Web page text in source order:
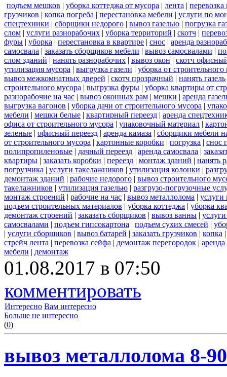
подъем мешков | уборка коттеджа от мусора | лента |
грузчиков | копка погреба | перестановка мебели | услуги по
спецтехники | сборщики недорого | вывоз газелью | погрузка
слом | услуги разнорабочих | уборка территорий | скотч |
фуры | уборка | перестановка в квартире | снос | аренда
самосвала | заказать сборщиков мебели | вывоз самосвалами |
слом зданий | нанять разнорабочих | вывоз окон | скотч
утилизация мусора | выгрузка газели | уборка от строительного
вывоз межкомнатных дверей | скотч прозрачный | нанять газель
строительного мусора | выгрузка фуры | уборка квартиры от
разнорабочие на час | вывоз оконных рам | мешки | аренда
выгрузка вагонов | уборка дачи от строительного мусора |
мебели | мешки белые | квартирный переезд | аренда
офиса от строительного мусора | упаковочный материал |
зеленые | офисный переезд | аренда камаза | сборщики мебели
от строительного мусора | картонные коробки | погрузка | снос
полипропиленовые | дачный переезд | аренда самосвала |
квартиры | заказать коробки | переезд | монтаж зданий | нанять
погрузчика | услуги такелажников | утилизация колонки |
демонтаж зданий | рабочие недорого | вывоз строительного
такелажников | утилизация газелью | разгрузо-погрузочные
монтаж строений | рабочие на час | вывоз металлолома | услуги
подъем строительных материалов | уборка коттеджа | уборка
демонтаж строений | заказать сборщиков | вывоз ванны |
самосвалами | подъем гипсокартона | подъем сухих смесей |
| услуги сборщиков | вывоз батарей | заказать грузчиков | копка
стрейч лента | перевозка сейфа | демонтаж перегородок |
мебели | демонтаж
01.08.2017 в 07:50
комментировать
Интересно Вам интересно
Больше не интересно
(0)
вывоз металлолома 8-